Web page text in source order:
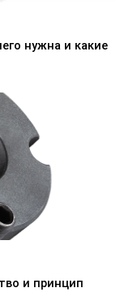
нужна и какие
и принцип